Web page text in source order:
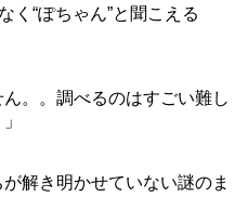
く“ぽちゃん”と聞こえる
。。調べるのはすごい難し
解き明かせていない謎のま